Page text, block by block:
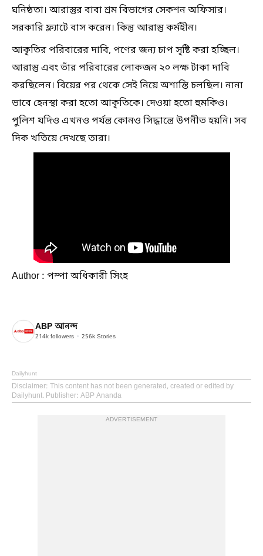
ঘনিষ্ঠতা। আরাস্তুর বাবা শ্রম বিভাগের সেকশন অফিসার।
সরকারি ফ্ল্যাটে বাস করেন। কিন্তু আরাস্তু কর্মহীন।
আকৃতির পরিবারের দাবি, পণের জন্য চাপ সৃষ্টি করা হচ্ছিল।
আরাস্তু এবং তাঁর পরিবারের লোকজন ২০ লক্ষ টাকা দাবি
করছিলেন। বিয়ের পর থেকে সেই নিয়ে অশান্তি চলছিল। নানা
ভাবে হেনস্থা করা হতো আকৃতিকে। দেওয়া হতো হুমকিও।
পুলিশ যদিও এখনও পর্যন্ত কোনও সিদ্ধান্তে উপনীত হয়নি। সব
দিক খতিয়ে দেখছে তারা।
Author : পম্পা অধিকারী সিংহ
ABP আনন্দ
214k followers 256k Stories
Dailyhunt
Disclaimer: This content has not been generated, created or edited by
Dailyhunt. Publisher: ABP Ananda
ADVERTISEMENT